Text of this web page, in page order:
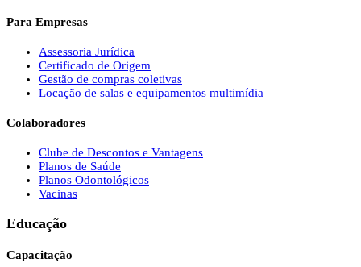
Para Empresas
Assessoria Jurídica
Certificado de Origem
Gestão de compras coletivas
Locação de salas e equipamentos multimídia
Colaboradores
Clube de Descontos e Vantagens
Planos de Saúde
Planos Odontológicos
Vacinas
Educação
Capacitação